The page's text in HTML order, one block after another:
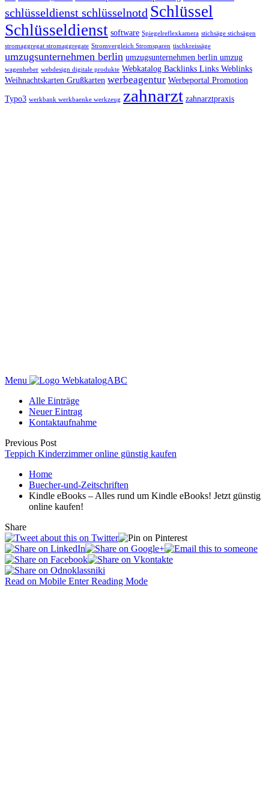
schlüsseldienst schlüsselnotd Schlüssel
Schlüsseldienst software Spiegelreflexkamera stichsäge stichsägen
stromaggregat stromaggregate Stromvergleich Stromsparen tischkreissäge
umzugsunternehmen berlin umzugsunternehmen berlin umzug
wagenheber webdesign digitale produkte Webkatalog Backlinks Links Weblinks
Weihnachtskarten Grußkarten werbeagentur Werbeportal Promotion
Typo3 werkbank werkbaenke werkzeug zahnarzt zahnarztpraxis
Menu
WebkatalogABC
Alle Einträge
Neuer Eintrag
Kontaktaufnahme
Previous Post
Teppich Kinderzimmer online günstig kaufen
Home
Buecher-und-Zeitschriften
Kindle eBooks – Alles rund um Kindle eBooks! Jetzt günstig
online kaufen!
Share
Read on Mobile Enter Reading Mode